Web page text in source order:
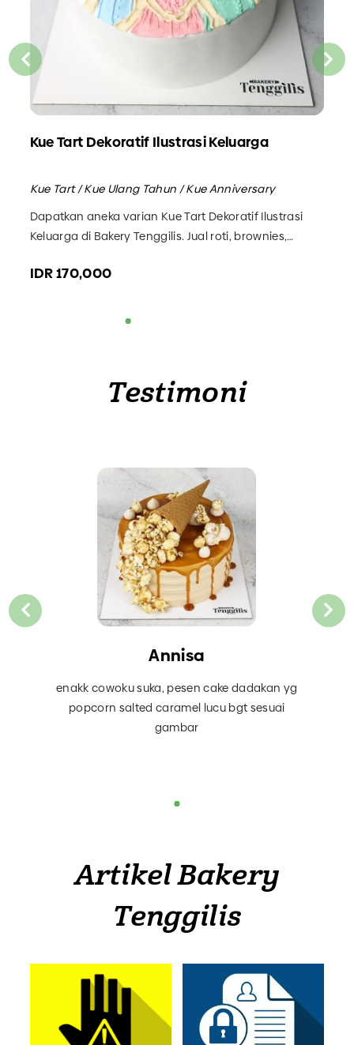
Kue Tart Dekoratif Ilustrasi Keluarga
Kue Tart / Kue Ulang Tahun / Kue Anniversary
Dapatkan aneka varian Kue Tart Dekoratif Ilustrasi
Keluarga di Bakery Tenggilis. Jual roti, brownies,
IDR 170,000
Testimoni
Annisa
enakk cowoku suka, pesen cake dadakan yg
popcorn salted caramel lucu bgt sesuai
gambar
Artikel Bakery
Tenggilis